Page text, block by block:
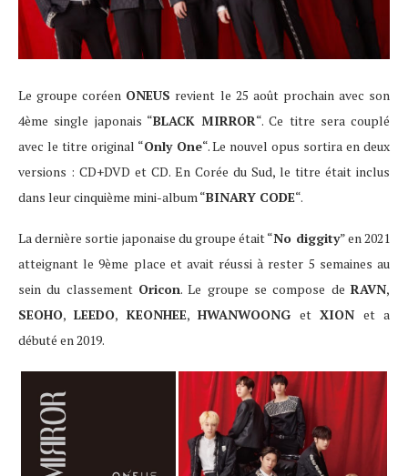
Le groupe coréen ONEUS revient le 25 août prochain avec son
4ème single japonais “BLACK MIRROR“. Ce titre sera couplé
avec le titre original “Only One“. Le nouvel opus sortira en deux
versions : CD+DVD et CD. En Corée du Sud, le titre était inclus
dans leur cinquième mini-album “BINARY CODE“.
La dernière sortie japonaise du groupe était “No diggity” en 2021
atteignant le 9ème place et avait réussi à rester 5 semaines au
sein du classement Oricon. Le groupe se compose de RAVN,
SEOHO,LEEDO, KEONHEE,HWANWOONG etXION et a
débuté en 2019.